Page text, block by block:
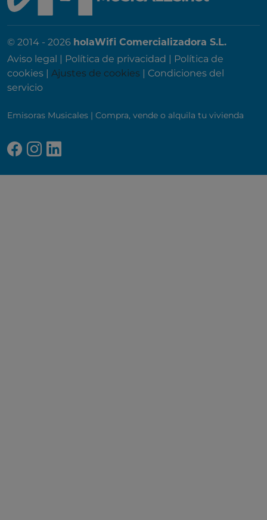
© 2014 - 2026 holaWifi Comercializadora S.L.
Aviso legal
Política de privacidad
Política de
cookies
Ajustes de cookies
Condiciones del
servicio
Emisoras Musicales | Compra, vende o alquila tu vivienda